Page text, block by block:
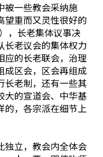
被一些教会采纳施
望重而又灵性很好的
，长老集体议事决
长老议会的集体权力
应的长老联会，治理
成区会，区会再组成
长老制，还有一些其
大的宣道会、中华基
的，各宗派在细节上
独立，教会内全体会